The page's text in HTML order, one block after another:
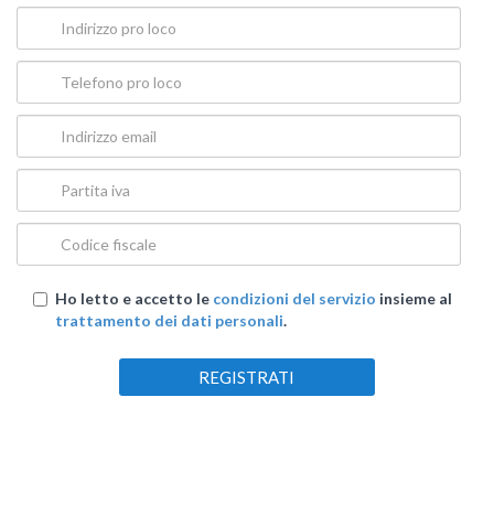
Ho letto e accetto le condizioni del servizio insieme al
trattamento dei dati personali.